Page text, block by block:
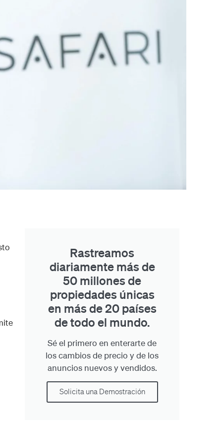
Rastreamos
diariamente más de
50 millones de
propiedades únicas
en más de 20 países
de todo el mundo.
Sé el primero en enterarte de
los cambios de precio y de los
anuncios nuevos y vendidos.
Solicita una Demostración